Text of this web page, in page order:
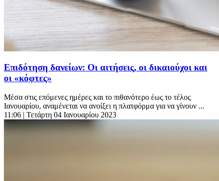
Επιδότηση δανείων: Οι αιτήσεις, οι δικαιούχοι και
οι «κόφτες»
Μέσα στις επόμενες ημέρες και το πιθανότερο έως το τέλος
Ιανουαρίου, αναμένεται να ανοίξει η πλατφόρμα για να γίνουν ...
11:06 | Τετάρτη 04 Ιανουαρίου 2023